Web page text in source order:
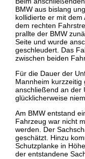
BMW aus bislang
kollidierte er mit
dem rechten
prallte der BMW
Seite und wurde
geschleudert. Das
zwischen beiden
Für die Dauer der
Mannheim
anschließend an der
glücklicherweise
Am BMW entstand
Fahrzeug war nicht
werden. Der
geschätzt. Hinzu
Schutzplanke in
der entstandene